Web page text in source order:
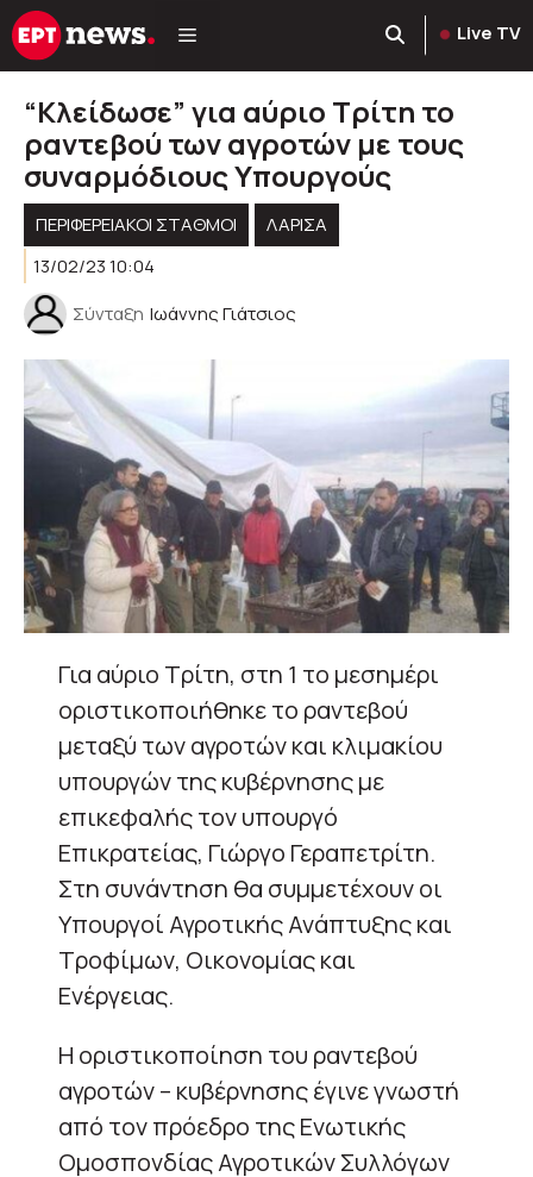
Μετάβαση
σε
Live TV
“Κλείδωσε” για αύριο Τρίτη το
ραντεβού των αγροτών με τους
συναρμόδιους Υπουργούς
ΠΕΡΙΦΕΡΕΙΑΚΟΊ ΣΤΑΘΜΟΊ
ΛΑΡΙΣΑ
13/02/23 10:04
Σύνταξη Ιωάννης Γιάτσιος
Για αύριο Τρίτη, στη 1 το μεσημέρι
οριστικοποιήθηκε το ραντεβού
μεταξύ των αγροτών και κλιμακίου
υπουργών της κυβέρνησης με
επικεφαλής τον υπουργό
Επικρατείας, Γιώργο Γεραπετρίτη.
Στη συνάντηση θα συμμετέχουν οι
Υπουργοί Αγροτικής Ανάπτυξης και
Τροφίμων, Οικονομίας και
Ενέργειας.
Η οριστικοποίηση του ραντεβού
αγροτών – κυβέρνησης έγινε γνωστή
από τον πρόεδρο της Ενωτικής
Ομοσπονδίας Αγροτικών Συλλόγων